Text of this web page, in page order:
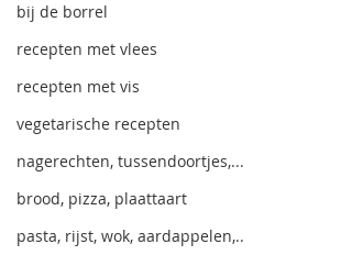
bij de borrel
recepten met vlees
recepten met vis
vegetarische recepten
nagerechten, tussendoortjes,...
brood, pizza, plaattaart
pasta, rijst, wok, aardappelen,..